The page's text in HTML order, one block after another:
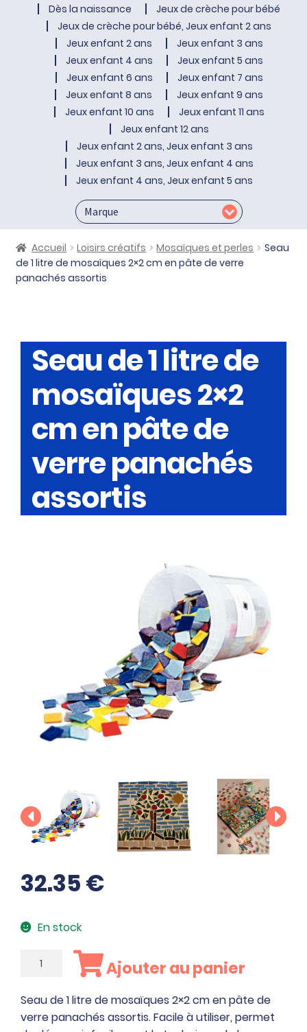
Dès la naissance
Jeux de crèche pour bébé
Jeux de crèche pour bébé, Jeux enfant 2 ans
Jeux enfant 2 ans
Jeux enfant 3 ans
Jeux enfant 4 ans
Jeux enfant 5 ans
Jeux enfant 6 ans
Jeux enfant 7 ans
Jeux enfant 8 ans
Jeux enfant 9 ans
Jeux enfant 10 ans
Jeux enfant 11 ans
Jeux enfant 12 ans
Jeux enfant 2 ans, Jeux enfant 3 ans
Jeux enfant 3 ans, Jeux enfant 4 ans
Jeux enfant 4 ans, Jeux enfant 5 ans
Accueil Loisirs créatifs Mosaïques et perles
Seau
de 1 litre de mosaïques 2×2 cm en pâte de verre
panachés assortis
Seau de 1 litre de
mosaïques 2×2
cm en pâte de
verre panachés
assortis
32.35€
En stock
quantité
de
Ajouter au panier
Seau de 1 litre de mosaïques 2×2 cm en pâte de
verre panachés assortis. Facile à utiliser, permet